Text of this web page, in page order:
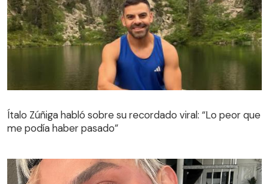
Ítalo Zúñiga habló sobre su recordado viral: “Lo peor que
me podía haber pasado”